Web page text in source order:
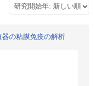
の粘膜免疫の解析